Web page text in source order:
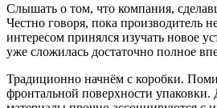
Слышать о том, что компания,
Честно говоря, пока производитель
интересом принялся изучать новое
уже сложилась достаточно полное
Традиционно начнём с коробки.
фронтальной поверхности упаковки.